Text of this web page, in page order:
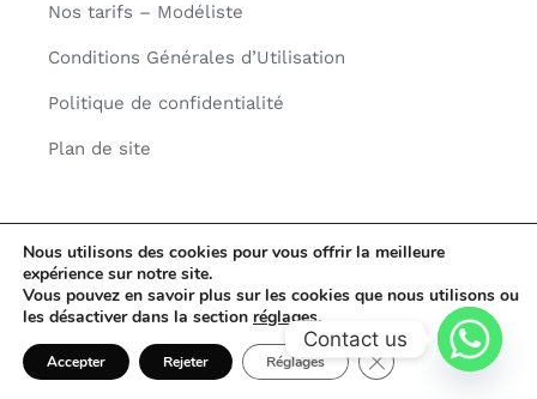
Nos tarifs – Modéliste
Conditions Générales d’Utilisation
Politique de confidentialité
Plan de site
© Copyright2023 | LAB N°4 3D | LAB N°4 Groupe | All Rights
Nous utilisons des cookies pour vous offrir la meilleure
expérience sur notre site.
Vous pouvez en savoir plus sur les cookies que nous utilisons ou
les désactiver dans la section réglages.
Accepter Rejeter Réglages Fermer la bannière
Contact us